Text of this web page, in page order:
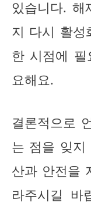
있습니다.
지 다시 활성
한 시점에
요해요.
결론적으로
는 점을 잊지
산과 안전을
라주시길 바